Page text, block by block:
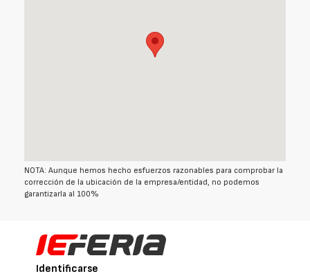
NOTA: Aunque hemos hecho esfuerzos razonables para comprobar la
corrección de la ubicación de la empresa/entidad, no podemos
garantizarla al 100%
Identificarse